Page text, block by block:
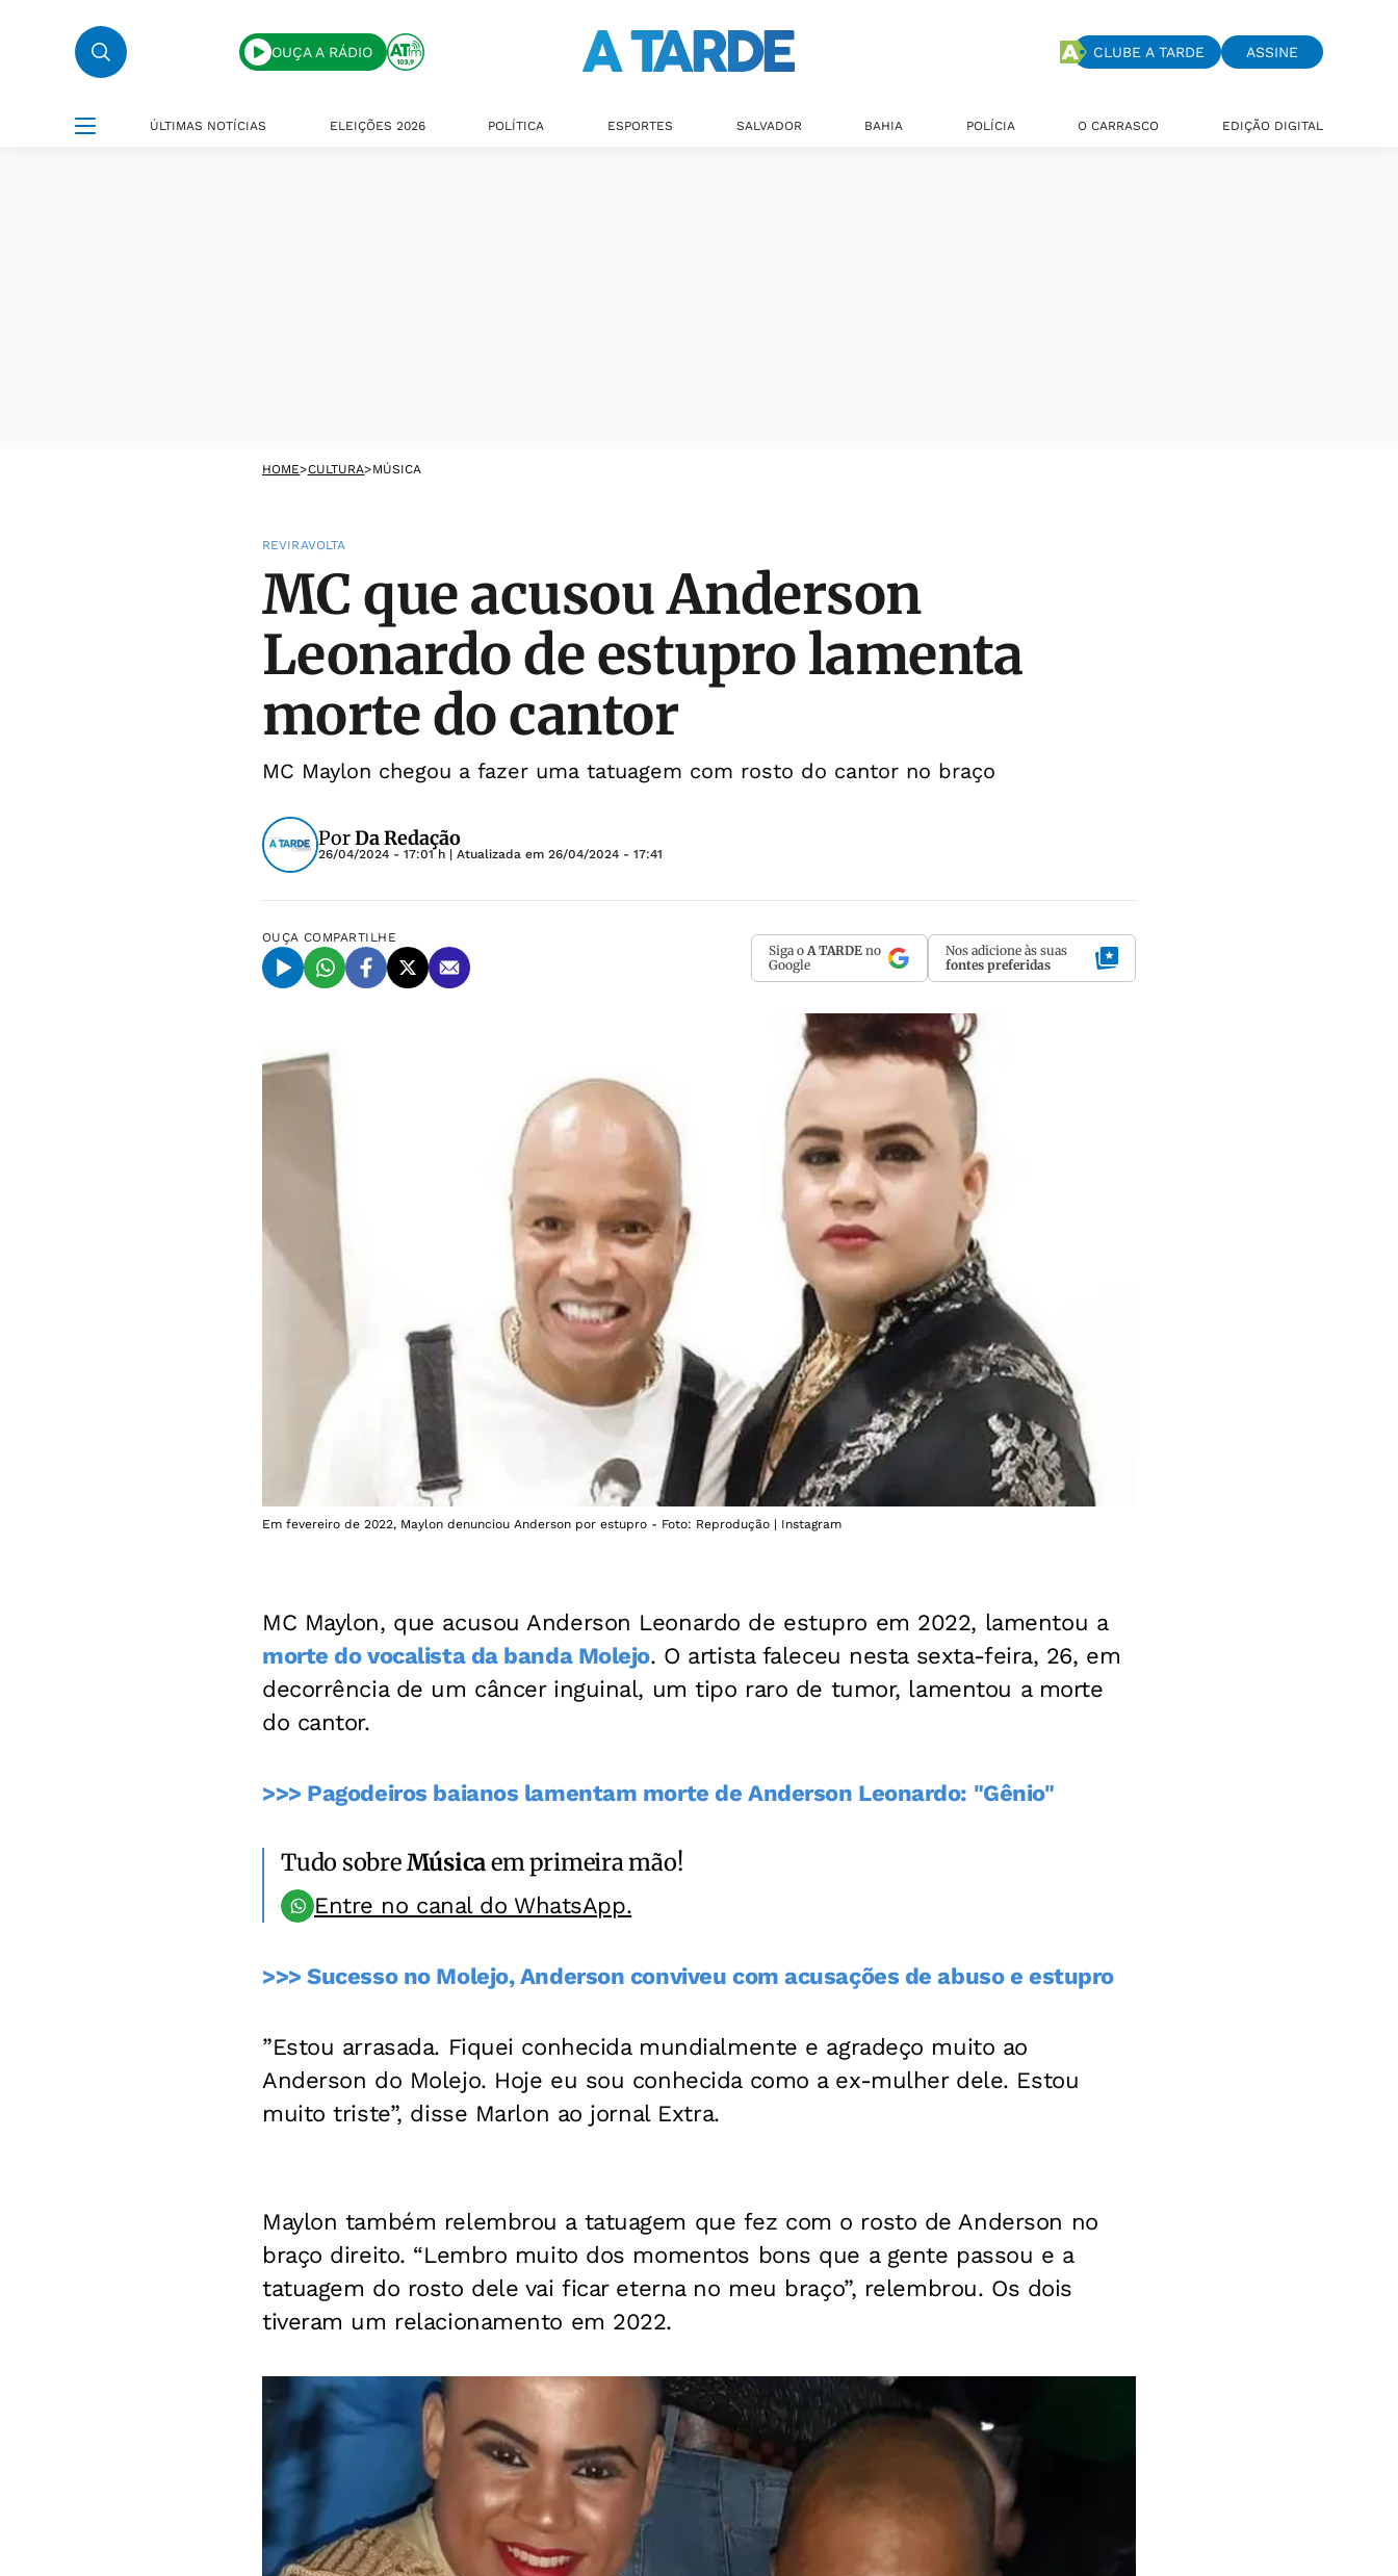
OUÇA A RÁDIO CLUBE A TARDE ASSINE
ÚLTIMAS NOTÍCIAS ELEIÇÕES 2026 POLÍTICA ESPORTES SALVADOR BAHIA POLÍCIA O CARRASCO EDIÇÃO DIGITAL
HOME>CULTURA>MÚSICA
REVIRAVOLTA
MC que acusou Anderson
Leonardo de estupro lamenta
morte do cantor
MC Maylon chegou a fazer uma tatuagem com rosto do cantor no braço
PorDa Redação
26/04/2024 - 17:01 h | Atualizada em 26/04/2024 - 17:41
OUÇA COMPARTILHE
Siga o A TARDE no
Google
Nos adicione às suas
fontes preferidas
Em fevereiro de 2022, Maylon denunciou Anderson por estupro - Foto: Reprodução | Instagram
MC Maylon, que acusou Anderson Leonardo de estupro em 2022, lamentou a
morte do vocalista da banda Molejo. O artista faleceu nesta sexta-feira, 26, em
decorrência de um câncer inguinal, um tipo raro de tumor, lamentou a morte
do cantor.
>>> Pagodeiros baianos lamentam morte de Anderson Leonardo: "Gênio"
Tudo sobreMúsicaem primeira mão!
Entre no canal do WhatsApp.
>>> Sucesso no Molejo, Anderson conviveu com acusações de abuso e estupro
”Estou arrasada. Fiquei conhecida mundialmente e agradeço muito ao
Anderson do Molejo. Hoje eu sou conhecida como a ex-mulher dele. Estou
muito triste”, disse Marlon ao jornal Extra.
Maylon também relembrou a tatuagem que fez com o rosto de Anderson no
braço direito. “Lembro muito dos momentos bons que a gente passou e a
tatuagem do rosto dele vai ficar eterna no meu braço”, relembrou. Os dois
tiveram um relacionamento em 2022.